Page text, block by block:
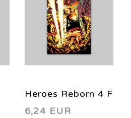
Heroes Reborn 4 F
2021
6,24 EUR